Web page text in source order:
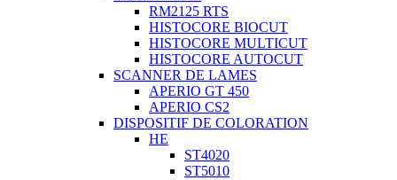
RM2125 RTS
HISTOCORE BIOCUT
HISTOCORE MULTICUT
HISTOCORE AUTOCUT
SCANNER DE LAMES
APERIO GT 450
APERIO CS2
DISPOSITIF DE COLORATION
HE
ST4020
ST5010